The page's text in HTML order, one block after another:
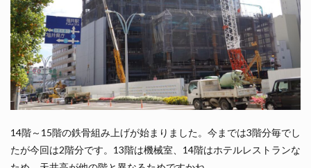
14階～15階の鉄骨組み上げが始まりました。今までは3階分毎でし
たが今回は2階分です。13階は機械室、14階はホテルレストランな